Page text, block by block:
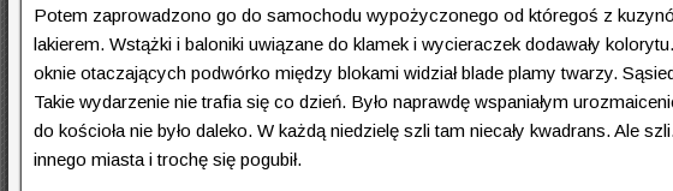
Potem zaprowadzono go do samochodu wypożyczonego od któregoś z
lakierem. Wstążki i baloniki uwiązane do klamek i wycieraczek dodawały
oknie otaczających podwórko między blokami widział blade plamy twarzy.
Takie wydarzenie nie trafia się co dzień. Było naprawdę wspaniałym
do kościoła nie było daleko. W każdą niedzielę szli tam niecały kwadrans. Ale
innego miasta i trochę się pogubił.